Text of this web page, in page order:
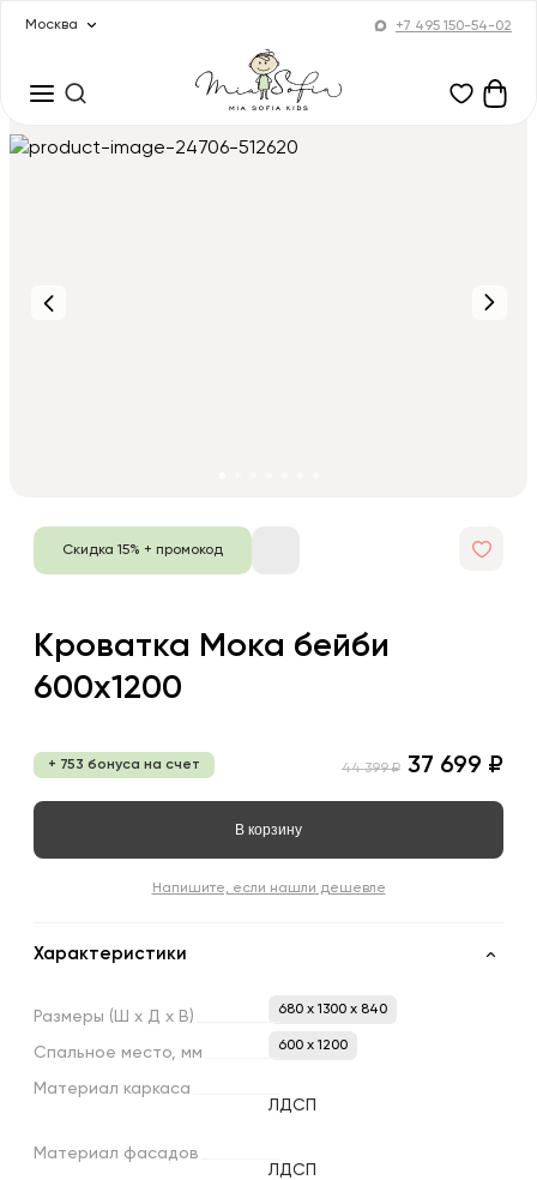
Москва +7 495 150-54-02
Скидка 15% + промокод
Кроватка Мока бейби
600х1200
+ 753 бонуса на счет 44 399 ₽ 37 699 ₽
В корзину
Напишите, если нашли дешевле
Характеристики
Размеры (Ш х Д х В) 680 x 1300 x 840
Спальное место, мм 600 х 1200
Материал каркаса
ЛДСП
Материал фасадов
ЛДСП